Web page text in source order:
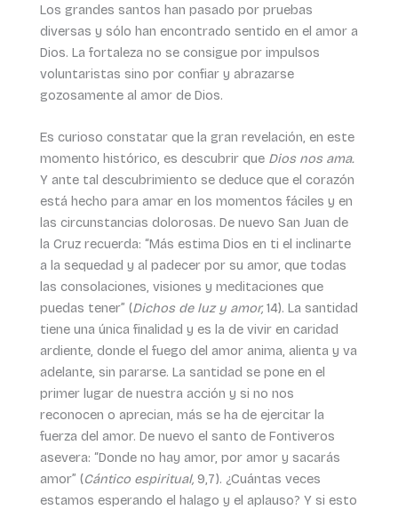
Los grandes santos han pasado por pruebas
diversas y sólo han encontrado sentido en el amor a
Dios. La fortaleza no se consigue por impulsos
voluntaristas sino por confiar y abrazarse
gozosamente al amor de Dios.
Es curioso constatar que la gran revelación, en este
momento histórico, es descubrir que Dios nos ama.
Y ante tal descubrimiento se deduce que el corazón
está hecho para amar en los momentos fáciles y en
las circunstancias dolorosas. De nuevo San Juan de
la Cruz recuerda: “Más estima Dios en ti el inclinarte
a la sequedad y al padecer por su amor, que todas
las consolaciones, visiones y meditaciones que
puedas tener” (Dichos de luz y amor,14). La santidad
tiene una única finalidad y es la de vivir en caridad
ardiente, donde el fuego del amor anima, alienta y va
adelante, sin pararse. La santidad se pone en el
primer lugar de nuestra acción y si no nos
reconocen o aprecian, más se ha de ejercitar la
fuerza del amor. De nuevo el santo de Fontiveros
asevera: “Donde no hay amor, por amor y sacarás
amor” (Cántico espiritual,9,7). ¿Cuántas veces
estamos esperando el halago y el aplauso? Y si esto